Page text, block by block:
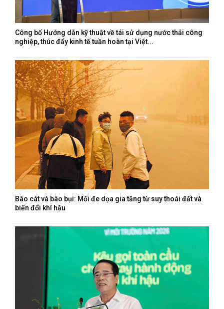
Công bố Hướng dẫn kỹ thuật về tái sử dụng nước thải công
nghiệp, thúc đẩy kinh tế tuần hoàn tại Việt...
Bão cát và bão bụi: Mối đe dọa gia tăng từ suy thoái đất và
biến đổi khí hậu